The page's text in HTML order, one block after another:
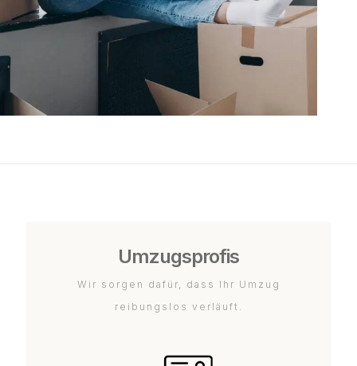
Umzugsprofis
Wir sorgen dafür, dass Ihr Umzug
reibungslos verläuft.